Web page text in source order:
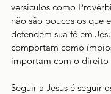
versículos como
não são poucos os que
defendem sua fé em
comportam como
importam com o direito
Seguir a Jesus é seguir